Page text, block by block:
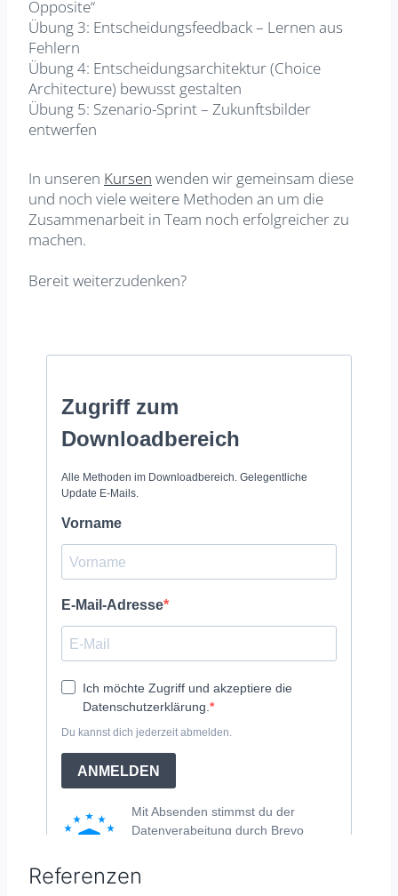
Opposite“
Übung 3: Entscheidungsfeedback – Lernen aus
Fehlern
Übung 4: Entscheidungsarchitektur (Choice
Architecture) bewusst gestalten
Übung 5: Szenario-Sprint – Zukunftsbilder
entwerfen
In unseren Kursen wenden wir gemeinsam diese
und noch viele weitere Methoden an um die
Zusammenarbeit in Team noch erfolgreicher zu
machen.
Bereit weiterzudenken?
Referenzen